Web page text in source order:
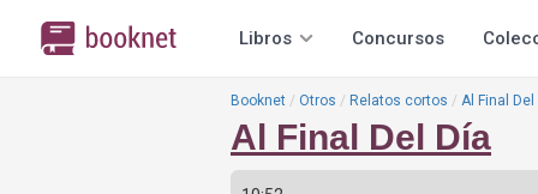
Libros Concursos
Booknet Otros Relatos cortos Al Final Del
Al Final Del Día